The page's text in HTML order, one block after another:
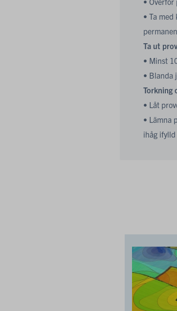
• Ta
Ta ut
• Minst
• Blanda
Torkning
• Låt
• Lämna
ihåg ifylld